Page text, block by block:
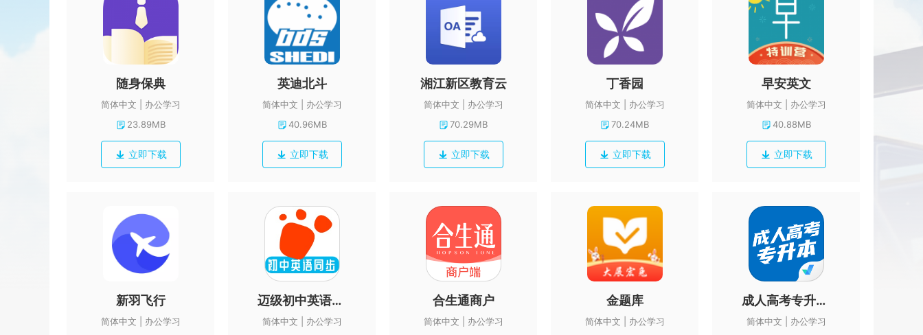
随身保典
简体中文
办公学习
23.89MB
立即下载
英迪北斗
简体中文
办公学习
40.96MB
立即下载
湘江新区教育云
简体中文
办公学习
70.29MB
立即下载
丁香园
简体中文
办公学习
70.24MB
立即下载
早安英文
简体中文
办公学习
40.88MB
立即下载
新羽飞行
简体中文
办公学习
迈级初中英语同步学
简体中文
办公学习
合生通商户
简体中文
办公学习
金题库
简体中文
办公学习
成人高考专升本考试聚题库
简体中文
办公学习